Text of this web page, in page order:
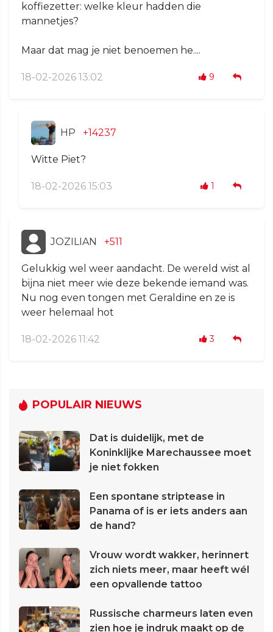
koffiezetter: welke kleur hadden die
mannetjes?
Maar dat mag je niet benoemen he....
18-02-2026 13:02 9
HP +14237
Witte Piet?
18-02-2026 15:03 1
JOZILIAN +511
Gelukkig wel weer aandacht. De wereld wist al
bijna niet meer wie deze bekende iemand was.
Nu nog even tongen met Geraldine en ze is
weer helemaal hot
18-02-2026 11:42 3
POPULAIR NIEUWS
Dat is duidelijk, met de
Koninklijke Marechaussee moet
je niet fokken
Een spontane striptease in
Panama of is er iets anders aan
de hand?
Vrouw wordt wakker, herinnert
zich niets meer, maar heeft wél
een opvallende tattoo
Russische charmeurs laten even
zien hoe je indruk maakt op de